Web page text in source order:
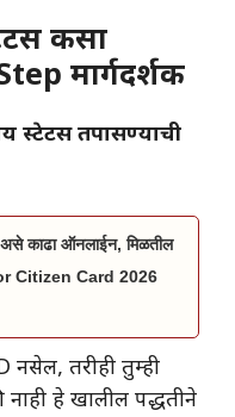
कसा
मार्गदर्शक
स्टेटस तपासण्याची
असे काढा ऑनलाईन, मिळतील
Citizen Card 2026
तरीही तुम्ही
हे खालील पद्धतीने